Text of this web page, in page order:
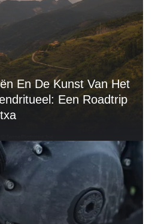
En De Kunst Van Het
Een Roadtrip